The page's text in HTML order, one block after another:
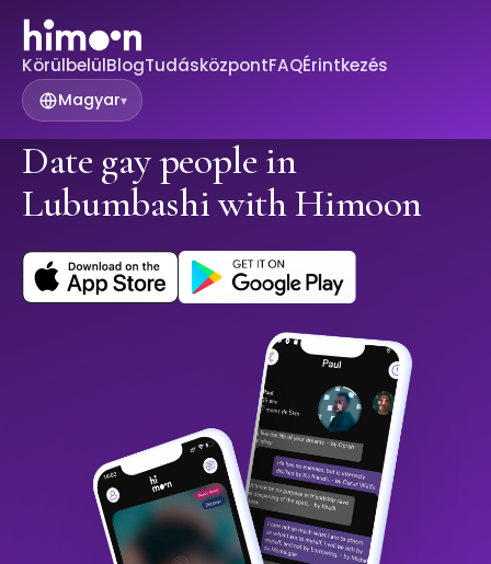
KörülbelülBlogTudásközpontFAQÉrintkezés
Magyar▾
Date gay people in
Lubumbashi with Himoon